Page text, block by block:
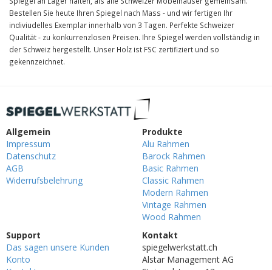
Bestellen Sie heute Ihren Spiegel nach Mass - und wir fertigen Ihr
indiviudelles Exemplar innerhalb von 3 Tagen. Perfekte Schweizer
Qualität - zu konkurrenzlosen Preisen. Ihre Spiegel werden vollständig in
der Schweiz hergestellt. Unser Holz ist FSC zertifiziert und so
gekennzeichnet.
Allgemein
Impressum
Datenschutz
AGB
Widerrufsbelehrung
Produkte
Alu Rahmen
Barock Rahmen
Basic Rahmen
Classic Rahmen
Modern Rahmen
Vintage Rahmen
Wood Rahmen
Support
Das sagen unsere Kunden
Konto
Kontakt
spiegelwerkstatt.ch
Alstar Management AG